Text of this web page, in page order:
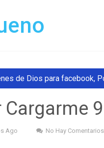
de Dios para facebook,
Cargarme
Ago No Hay Comentarios